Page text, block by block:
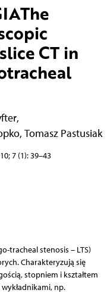
CT in
,
, Tomasz Pastusiak
7 (1): 39–43
tracheal stenosis – LTS)
Charakteryzują się
stopniem i kształtem
np.